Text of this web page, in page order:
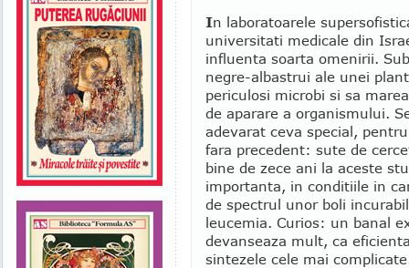
In laboratoarele
universitati medicale din
influenta soarta omenirii.
negre-albastrui ale unei
periculosi microbi si sa
de aparare a organismului.
adevarat ceva special,
fara precedent: sute de
bine de zece ani la aceste
importanta, in conditiile in
de spectrul unor boli
leucemia. Curios: un banal
devanseaza mult, ca
sintezele cele mai